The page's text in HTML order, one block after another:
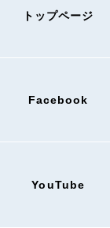
トップページ
Facebook
YouTube